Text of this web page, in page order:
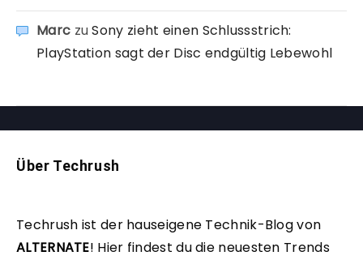
Marc zuSony zieht einen Schlussstrich:
PlayStation sagt der Disc endgültig Lebewohl
Über Techrush
Techrush ist der hauseigene Technik-Blog von
ALTERNATE! Hier findest du die neuesten Trends